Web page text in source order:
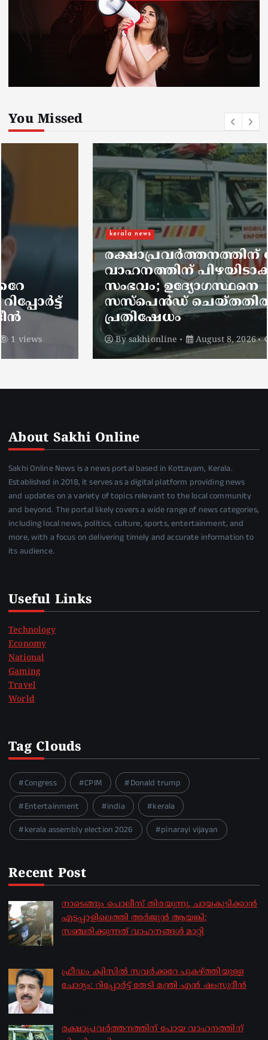
You Missed
രക്ഷാപ്രവർത്തനത്തിന് പോയ
വാഹനത്തിന് പിഴയിടാക്കിയ
സംഭവം; ഉദ്യോഗസ്ഥനെ
സസ്പെൻഡ് ചെയ്തതിൽ
പ്രതിഷേധം
By August 8, 2026 1 views
About Sakhi Online
Sakhi Online News is a news portal based in Kottayam, Kerala.
Established in 2018, it serves as a digital platform providing news
and updates on a variety of topics relevant to the local community
and beyond. The portal likely covers a wide range of news categories,
including local news, politics, culture, sports, entertainment, and
more, with a focus on delivering timely and accurate information to
its audience.
Useful Links
Technology
Economy
National
Gaming
Travel
World
Tag Clouds
Congress CPIM
Donald trump
Entertainment
india
kerala
kerala assembly election 2026
pinarayi vijayan
Recent Post
നാടെങ്ങും പൊലീസ് തിരയുന്നു, ചായകുടിക്കാൻ
എടപ്പാളിലെത്തി അർജുൻ ആയങ്കി;
സഞ്ചരിക്കുന്നത് വാഹനങ്ങൾ മാറ്റി
ഫ്രീഡം ക്വിസിൽ സവർക്കറേ പുകഴ്ത്തിയുള്ള
ചോദ്യം: റിപ്പോർട്ട് തേടി മന്ത്രി എൻ ഷംസുദീൻ
രക്ഷാപ്രവർത്തനത്തിന് പോയ വാഹനത്തിന്